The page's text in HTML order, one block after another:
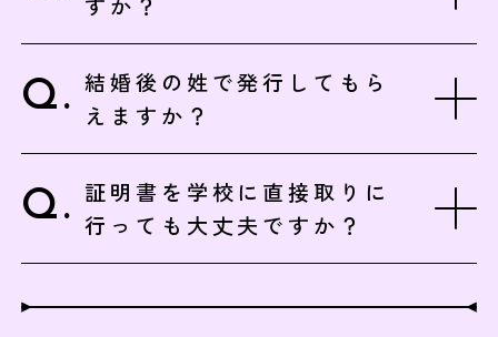
結婚後の姓で発行してもら
えますか？
証明書を学校に直接取りに
行っても大丈夫ですか？